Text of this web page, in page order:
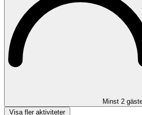
Minst 2
Visa fler aktiviteter